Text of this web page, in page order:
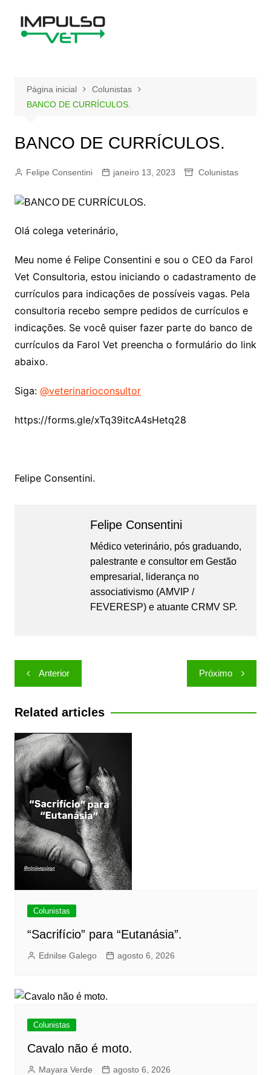
Página inicial
Colunistas
BANCO DE CURRÍCULOS.
BANCO DE CURRÍCULOS.
Felipe Consentini janeiro 13, 2023 Colunistas
Olá colega veterinário,
Meu nome é Felipe Consentini e sou o CEO da Farol
Vet Consultoria, estou iniciando o cadastramento de
currículos para indicações de possíveis vagas. Pela
consultoria recebo sempre pedidos de currículos e
indicações. Se você quiser fazer parte do banco de
currículos da Farol Vet preencha o formulário do link
abaixo.
Siga: @veterinarioconsultor
https://forms.gle/xTq39itcA4sHetq28
Felipe Consentini.
Felipe Consentini
Médico veterinário, pós graduando,
palestrante e consultor em Gestão
empresarial, liderança no
associativismo (AMVIP /
FEVERESP) e atuante CRMV SP.
Navegação
de
Post
Anterior Próximo
Related articles
Colunistas
“Sacrifício” para “Eutanásia”.
Ednilse Galego agosto 6, 2026
Colunistas
Cavalo não é moto.
Mayara Verde agosto 6, 2026